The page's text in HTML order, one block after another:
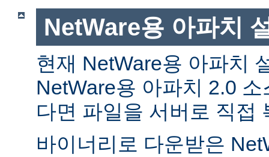
NetWare용 아파치
현재 NetWare용 아파치
NetWare용 아파치 2.0
다면 파일을 서버로 직접
바이너리로 다운받은